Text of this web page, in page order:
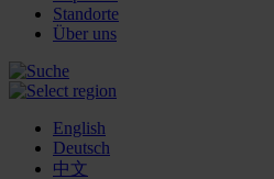
Standorte
Über uns
English
Deutsch
中文